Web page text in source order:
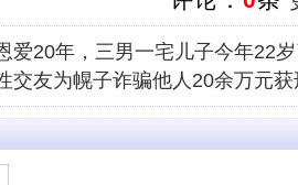
爱20年，三男一宅儿子今年22
交友为幌子诈骗他人20余万元获